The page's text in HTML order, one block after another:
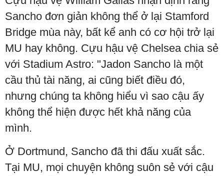
Sancho đơn giản không thể ở lại Stamford
Bridge mùa này, bất kể anh có cơ hội trở lại
MU hay không. Cựu hậu vệ Chelsea chia sẻ
với Stadium Astro: "Jadon Sancho là một
cầu thủ tài năng, ai cũng biết điều đó,
nhưng chúng ta không hiểu vì sao cậu ấy
không thể hiện được hết khả năng của
mình.
Ở Dortmund, Sancho đã thi đấu xuất sắc.
Tại MU, mọi chuyện không suôn sẻ với cậu